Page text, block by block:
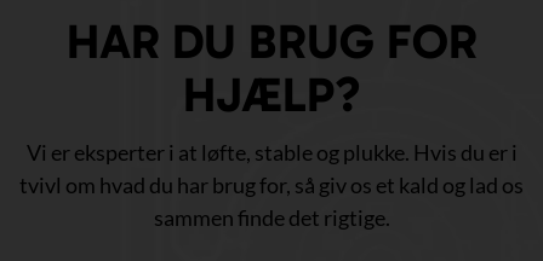
HAR DU BRUG FOR
HJÆLP?
Vi er eksperter i at løfte, stable og plukke. Hvis du er i
tvivl om hvad du har brug for, så giv os et kald og lad os
sammen finde det rigtige.